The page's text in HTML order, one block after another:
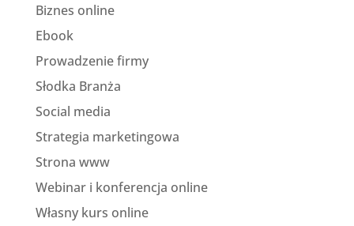
Biznes online
Ebook
Prowadzenie firmy
Słodka Branża
Social media
Strategia marketingowa
Strona www
Webinar i konferencja online
Własny kurs online